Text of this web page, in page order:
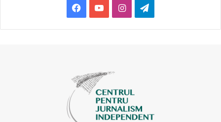
Facebook
YouTubeInstagramTelegram